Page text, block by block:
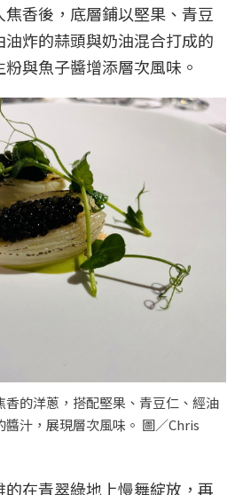
香後，底層鋪以堅果、青豆
炸的蒜頭與奶油混合打成的
與魚子醬增添層次風味。
的洋蔥，搭配堅果、青豆仁、經油
汁，展現層次風味。 圖／Chris
在青翠綠地上慢舞綻放，再